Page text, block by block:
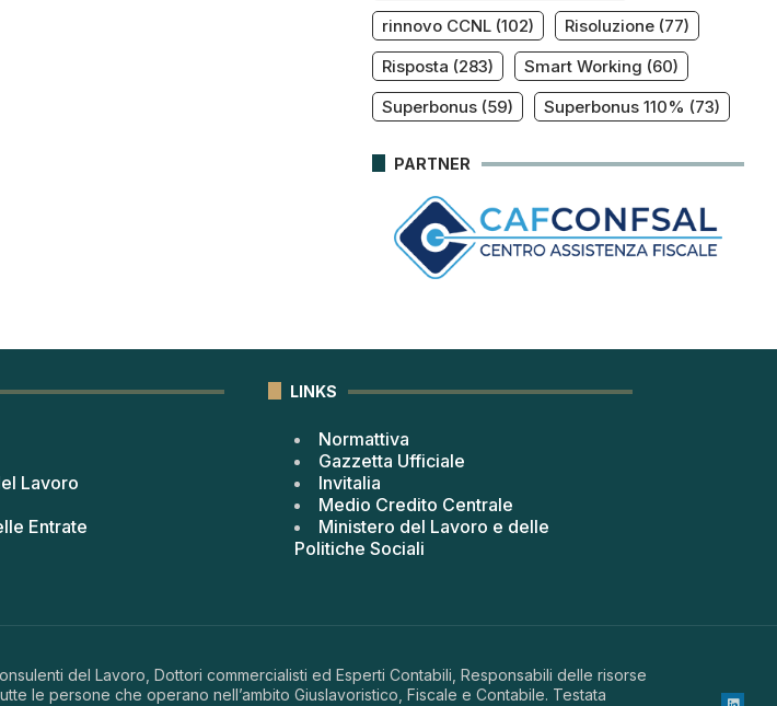
rinnovo CCNL(102) Risoluzione(77)
Risposta (283) Smart Working (60)
Superbonus(59) Superbonus 110% (73)
PARTNER
Lavoro
Entrate
LINKS
Normattiva
Gazzetta Ufficiale
Invitalia
Medio Credito Centrale
Ministero del Lavoro e delle
Politiche Sociali
del Lavoro, Dottori commercialisti ed Esperti Contabili, Responsabili delle risorse
le persone che operano nell’ambito Giuslavoristico, Fiscale e Contabile. Testata